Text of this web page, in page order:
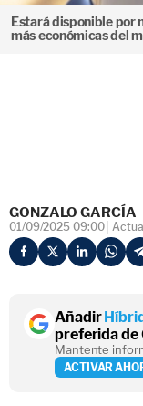
Estará disponible por
más económicas del
GONZALO GARCÍA
01/09/2025 09:00
Añadir
preferida de
Mantente
ACTIVAR